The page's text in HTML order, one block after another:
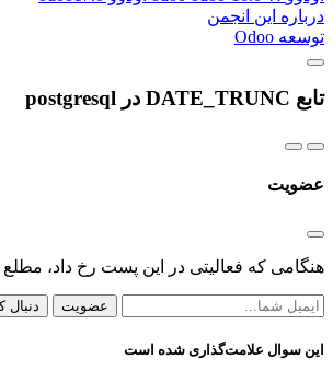
درباره این انجمن
توسعه Odoo
تابع DATE_TRUNC در postgresql
عضویت
هنگامی که فعالیتی در این پست رخ داد،
عضویت دنبال
این سوال علامت‌گذاری شده است